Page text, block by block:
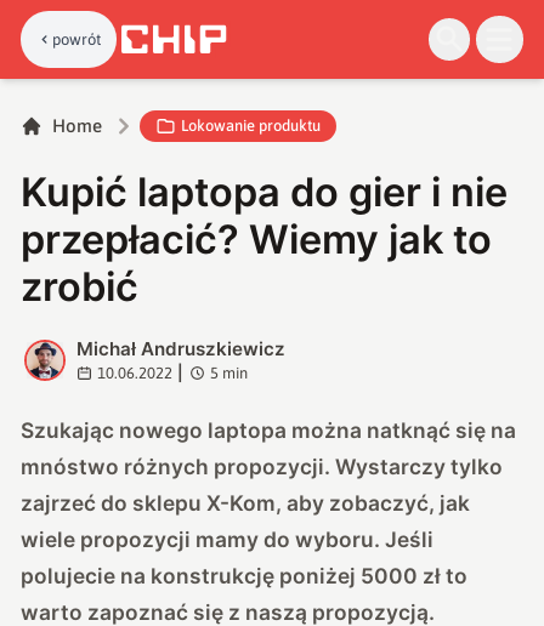
powrót
Home Lokowanie produktu
Kupić laptopa do gier i nie
przepłacić? Wiemy jak to
zrobić
M
Michał Andruszkiewicz
10.06.2022 5 min
Szukając nowego laptopa można natknąć się na
mnóstwo różnych propozycji. Wystarczy tylko
zajrzeć do sklepu X-Kom, aby zobaczyć, jak
wiele propozycji mamy do wyboru. Jeśli
polujecie na konstrukcję poniżej 5000 zł to
warto zapoznać się z naszą propozycją.